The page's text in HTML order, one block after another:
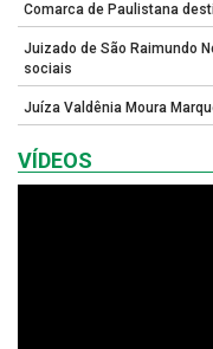
Comarca de Paulistana
Juizado de São Raimundo
sociais
Juíza Valdênia Moura
VÍDEOS